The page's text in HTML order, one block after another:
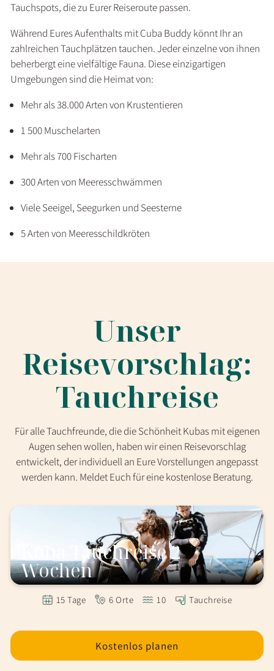
Tauchspots, die zu Eurer Reiseroute passen.
Während Eures Aufenthalts mit Cuba Buddy könnt Ihr an
zahlreichen Tauchplätzen tauchen. Jeder einzelne von ihnen
beherbergt eine vielfältige Fauna. Diese einzigartigen
Umgebungen sind die Heimat von:
Mehr als 38.000 Arten von Krustentieren
1 500 Muschelarten
Mehr als 700 Fischarten
300 Arten von Meeresschwämmen
Viele Seeigel, Seegurken und Seesterne
5 Arten von Meeresschildkröten
Unser
Reisevorschlag:
Tauchreise
Für alle Tauchfreunde, die die Schönheit Kubas mit eigenen
Augen sehen wollen, haben wir einen Reisevorschlag
entwickelt, der individuell an Eure Vorstellungen angepasst
werden kann. Meldet Euch für eine kostenlose Beratung.
Kuba Tauchreise 2
Wochen
15 Tage 6 Orte 10 Tauchreise
Kostenlos planen